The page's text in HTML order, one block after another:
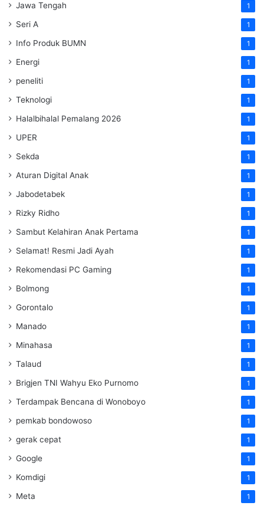
Jawa Tengah 1
Seri A 1
Info Produk BUMN 1
Energi 1
peneliti 1
Teknologi 1
Halalbihalal Pemalang 2026 1
UPER 1
Sekda 1
Aturan Digital Anak 1
Jabodetabek 1
Rizky Ridho 1
Sambut Kelahiran Anak Pertama 1
Selamat! Resmi Jadi Ayah 1
Rekomendasi PC Gaming 1
Bolmong 1
Gorontalo 1
Manado 1
Minahasa 1
Talaud 1
Brigjen TNI Wahyu Eko Purnomo 1
Terdampak Bencana di Wonoboyo 1
pemkab bondowoso 1
gerak cepat 1
Google 1
Komdigi 1
Meta 1